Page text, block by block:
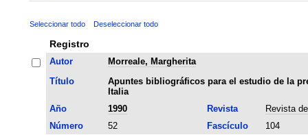
Seleccionar todo Deseleccionar todo
Registro
Autor
Morreale, Margherita
Título
Apuntes bibliográficos para el estudio de la
Italia
Año
1990 Revista
Revista
Número
52 Fascículo
104